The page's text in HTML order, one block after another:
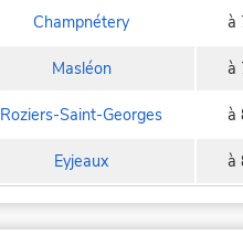
Champnétery à
Masléon à
Roziers-Saint-Georges à
Eyjeaux à